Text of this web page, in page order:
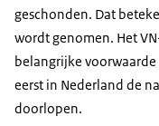
geschonden. Dat
wordt genomen. Het
belangrijke
eerst in Nederland de
doorlopen.